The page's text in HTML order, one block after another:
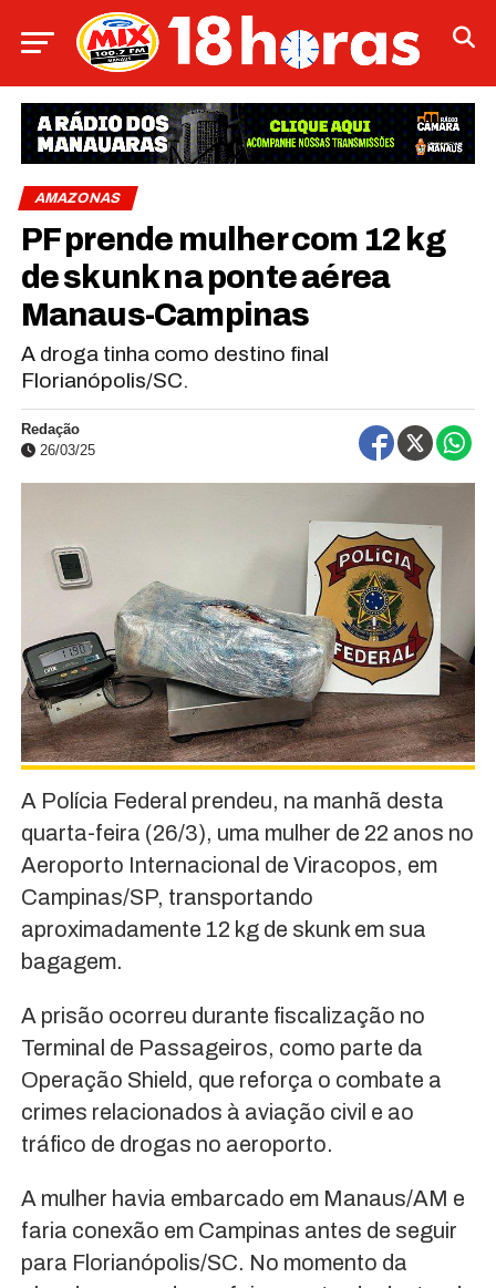
AMAZONAS
PF prende mulher com 12 kg
de skunk na ponte aérea
Manaus-Campinas
A droga tinha como destino final
Florianópolis/SC.
Redação
26/03/25
A Polícia Federal prendeu, na manhã desta
quarta-feira (26/3), uma mulher de 22 anos no
Aeroporto Internacional de Viracopos, em
Campinas/SP, transportando
aproximadamente 12 kg de skunk em sua
bagagem.
A prisão ocorreu durante fiscalização no
Terminal de Passageiros, como parte da
Operação Shield, que reforça o combate a
crimes relacionados à aviação civil e ao
tráfico de drogas no aeroporto.
A mulher havia embarcado em Manaus/AM e
faria conexão em Campinas antes de seguir
para Florianópolis/SC. No momento da